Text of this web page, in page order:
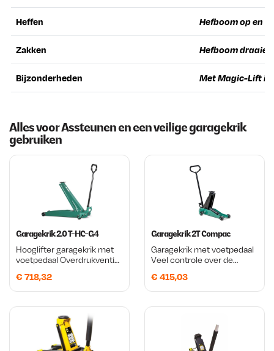
Alles voor Assteunen en een veilige garagekrik
gebruiken
Garagekrik 2.0 T-HC-G4
Hooglifter garagekrik met
voetpedaal Overdrukventiel
handgreep Extra grote
zwenkwielen
€ 718,32
Garagekrik 2T Compac
Garagekrik met voetpedaal
Veel controle over de
Standaard geleverd met
een
€ 415,03
Heffen Hefboom op en
Zakken Hefboom draaien
Bijzonderheden Met Magic-Lift in